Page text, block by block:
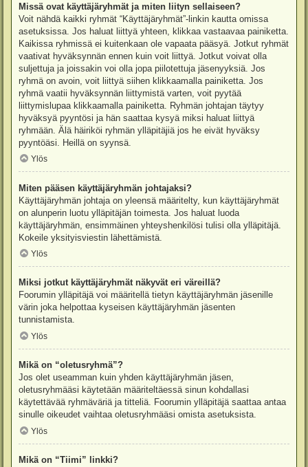
Missä ovat käyttäjäryhmät ja miten liityn sellaiseen?
Voit nähdä kaikki ryhmät “Käyttäjäryhmät”-linkin kautta omissa
asetuksissa. Jos haluat liittyä yhteen, klikkaa vastaavaa painiketta.
Kaikissa ryhmissä ei kuitenkaan ole vapaata pääsyä. Jotkut ryhmät
vaativat hyväksynnän ennen kuin voit liittyä. Jotkut voivat olla
suljettuja ja joissakin voi olla jopa piilotettuja jäsenyyksiä. Jos
ryhmä on avoin, voit liittyä siihen klikkaamalla painiketta. Jos
ryhmä vaatii hyväksynnän liittymistä varten, voit pyytää
liittymislupaa klikkaamalla painiketta. Ryhmän johtajan täytyy
hyväksyä pyyntösi ja hän saattaa kysyä miksi haluat liittyä
ryhmään. Älä häiriköi ryhmän ylläpitäjiä jos he eivät hyväksy
pyyntöäsi. Heillä on syynsä.
Ylös
Miten pääsen käyttäjäryhmän johtajaksi?
Käyttäjäryhmän johtaja on yleensä määritelty, kun käyttäjäryhmät
on alunperin luotu ylläpitäjän toimesta. Jos haluat luoda
käyttäjäryhmän, ensimmäinen yhteyshenkilösi tulisi olla ylläpitäjä.
Kokeile yksityisviestin lähettämistä.
Ylös
Miksi jotkut käyttäjäryhmät näkyvät eri väreillä?
Foorumin ylläpitäjä voi määritellä tietyn käyttäjäryhmän jäsenille
värin joka helpottaa kyseisen käyttäjäryhmän jäsenten
tunnistamista.
Ylös
Mikä on “oletusryhmä”?
Jos olet useamman kuin yhden käyttäjäryhmän jäsen,
oletusryhmääsi käytetään määriteltäessä sinun kohdallasi
käytettävää ryhmäväriä ja titteliä. Foorumin ylläpitäjä saattaa antaa
sinulle oikeudet vaihtaa oletusryhmääsi omista asetuksista.
Ylös
Mikä on “Tiimi” linkki?